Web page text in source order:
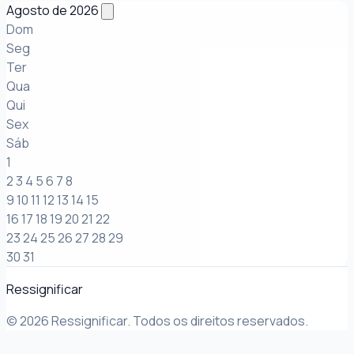
Agosto de 2026
Dom
Seg
Ter
Qua
Qui
Sex
Sáb
1
23 4 56 78
9 10 11 12 13 14 15
16 17 18 192021 22
23242526272829
3031
Ressignificar
© 2026 Ressignificar. Todos os direitos reservados.